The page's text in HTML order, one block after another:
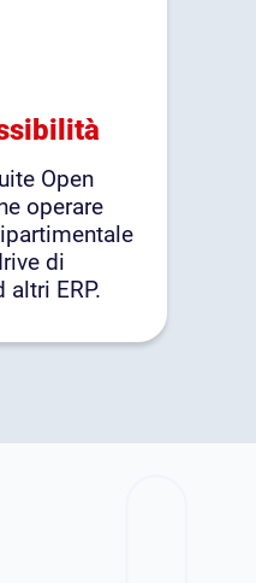
Open
operare
di
ERP.